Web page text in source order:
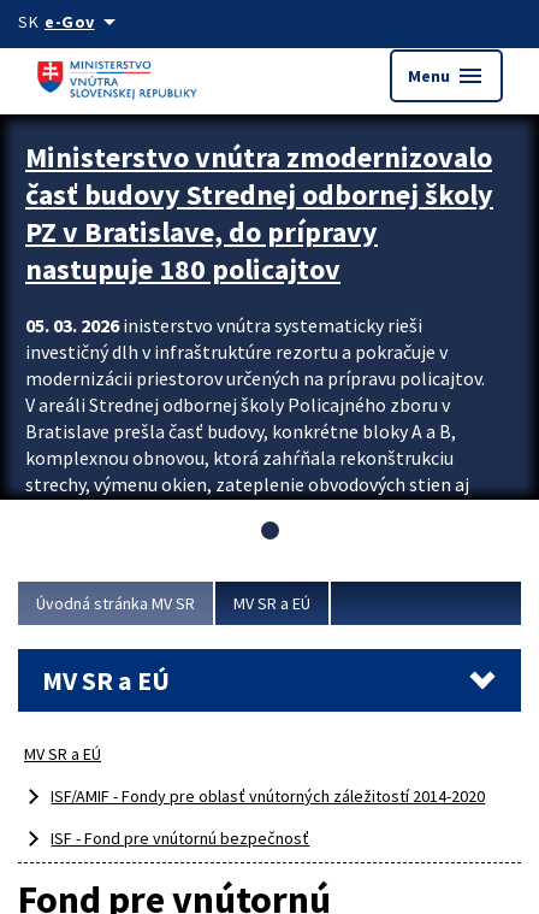
Preskocit na hlavný obsah
SK e-Govarrow_drop_down
Menu menu
Ministerstvo vnútra zmodernizovalo
časť budovy Strednej odbornej školy
PZ v Bratislave, do prípravy
nastupuje 180 policajtov
05. 03. 2026inisterstvo vnútra systematicky rieši
investičný dlh v infraštruktúre rezortu a pokračuje v
modernizácii priestorov určených na prípravu policajtov.
V areáli Strednej odbornej školy Policajného zboru v
Bratislave prešla časť budovy, konkrétne bloky A a B,
komplexnou obnovou, ktorá zahŕňala rekonštrukciu
strechy, výmenu okien, zateplenie obvodových stien aj
aj interiéru, kde vznikli nové učebne a moderné
Viac
Úvodná stránka MV SR MV SR a EÚ
MV SR a EÚ
MV SR a EÚ
ISF/AMIF - Fondy pre oblasť vnútorných záležitostí 2014-2020
ISF - Fond pre vnútornú bezpečnosť
Fond pre vnútornú